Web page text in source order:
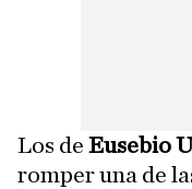
Los de Eusebio
romper una de